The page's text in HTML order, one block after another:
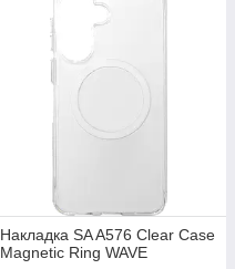
Накладка SA A576 Clear Case
Magnetic Ring WAVE